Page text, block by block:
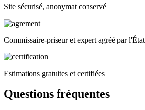
Site sécurisé, anonymat conservé
Commissaire-priseur et expert agréé par l'État
Estimations gratuites et certifiées
Questions fréquentes